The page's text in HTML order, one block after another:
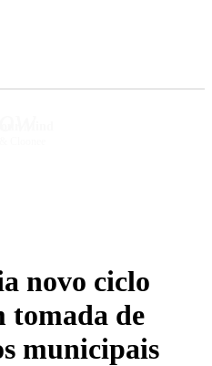
novo ciclo
tomada de
municipais